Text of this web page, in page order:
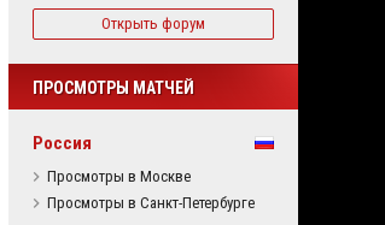
Открыть форум
ПРОСМОТРЫ МАТЧЕЙ
Россия
Просмотры в Москве
Просмотры в Санкт-Петербурге